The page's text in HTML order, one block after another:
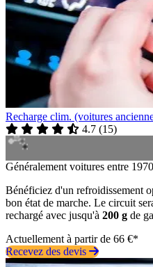
Recharge clim. (voitures
4.7 (15)
Généralement voitures entre
Bénéficiez d'un refroidissement
bon état de marche. Le circuit
rechargé avec jusqu'à 200 g de
Actuellement à partir de 66 €*
Recevez des devis